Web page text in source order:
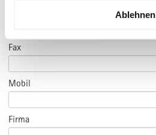
Ablehnen
Fax
Mobil
Firma